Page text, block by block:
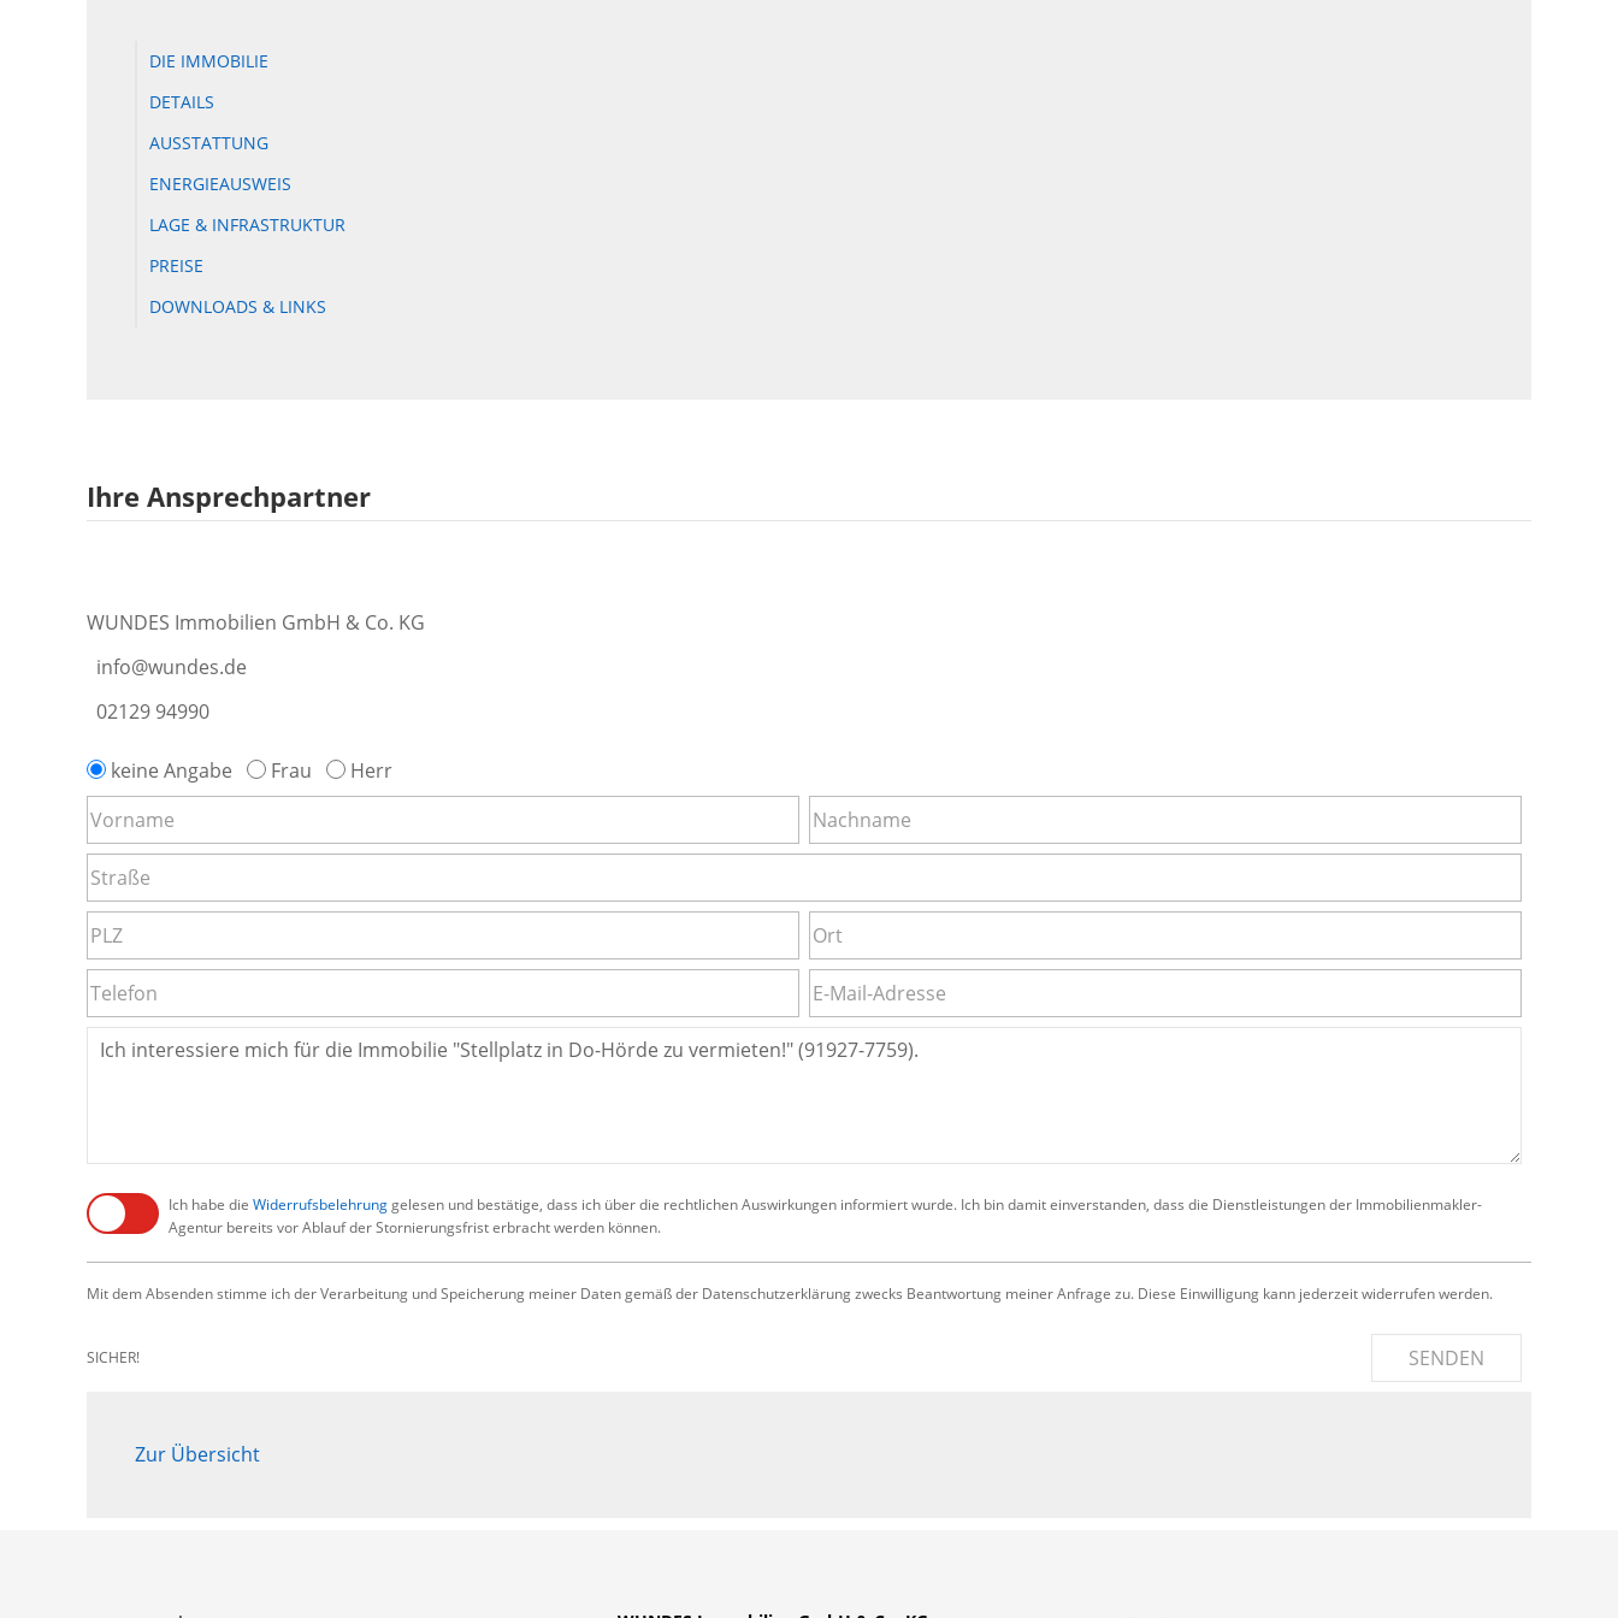
DIE IMMOBILIE
DETAILS
AUSSTATTUNG
ENERGIEAUSWEIS
LAGE & INFRASTRUKTUR
PREISE
DOWNLOADS & LINKS
Ihre Ansprechpartner
WUNDES Immobilien GmbH & Co. KG
info@wundes.de
02129 94990
keine Angabe Frau Herr
Ich habe die Widerrufsbelehrunggelesen und bestätige, dass ich über die rechtlichen Auswirkungen informiert wurde. Ich bin damit einverstanden, dass die Dienstleistungen der Immobilienmakler-
Agentur bereits vor Ablauf der Stornierungsfrist erbracht werden können.
Mit dem Absenden stimme ich der Verarbeitung und Speicherung meiner Daten gemäß der Datenschutzerklärung zwecks Beantwortung meiner Anfrage zu. Diese Einwilligung kann jederzeit widerrufen werden.
SICHER! SENDEN
Zur Übersicht